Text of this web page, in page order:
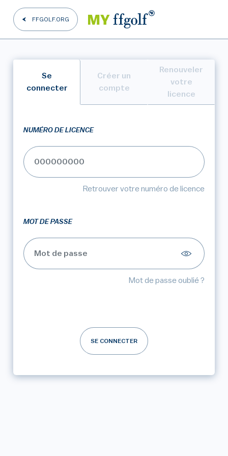
FFGOLF.ORG
Se
connecter
Créer un
compte
Renouveler
votre
licence
NUMÉRO DE LICENCE
Retrouver votre numéro de licence
MOT DE PASSE
Mot de passe oublié ?
SE CONNECTER